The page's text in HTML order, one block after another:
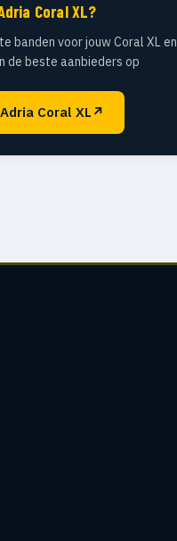
Coral XL?
banden voor jouw Coral XL en
de beste aanbieders op
Coral XL ↗